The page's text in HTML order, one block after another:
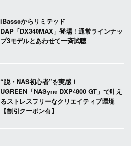
iBassoからリミテッド
DAP「DX340MAX」登場！通常ラインナッ
プ3モデルとあわせて一斉試聴
“脱・NAS初心者”を実感！
UGREEN「NASync DXP4800 GT」で叶え
るストレスフリーなクリエイティブ環境
【割引クーポン有】